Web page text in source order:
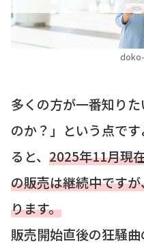
多くの方が一番知り
のか？」という点で
ると、 2025年11月現
の販売は継続中です
ります。
販売開始直後の狂騒